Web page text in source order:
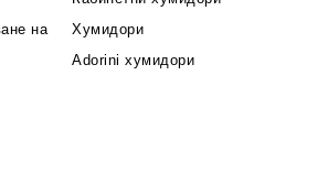
на
Хумидори
Adorini хумидори